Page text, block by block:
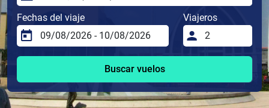
Fechas del viaje Viajeros
Buscar vuelos